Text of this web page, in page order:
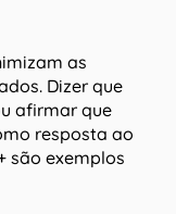
as
Dizer que
afirmar que
resposta ao
são exemplos